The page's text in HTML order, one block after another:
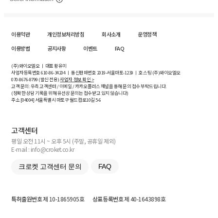
이용약관 개인정보처리방침 회사소개
운영정책
이용방법
공지사항 이벤트 FAQ
(주)와이오엘오 ㅣ 대표 황유미
사업자등록번호610-86-34204ㅣ 통신판매번호 2019-서울마포-1239 ㅣ 호스팅 (주)와이오엘오
070-8676-8799 (발신 전용)사업자 정보 확인 >
고객 문의: 우측 고객센터 / 이메일 / 카카오플러스 채널을 통해 문의 접수 부탁드립니다.
(정확한 상담 기록을 위해 유선상 문의는 접수받고 있지 않습니다)
주소 [04004] 서울특별시 마포구 월드컵로10길5-6
고객센터
평일 오전 11시 ~ 오후 5시 (주말, 공휴일 제외)
E-mail : info@croket.co.kr
크로켓 고객센터 문의 FAQ
특허출원번호제 10-1865905호 상표등록번호제 40-1643898호